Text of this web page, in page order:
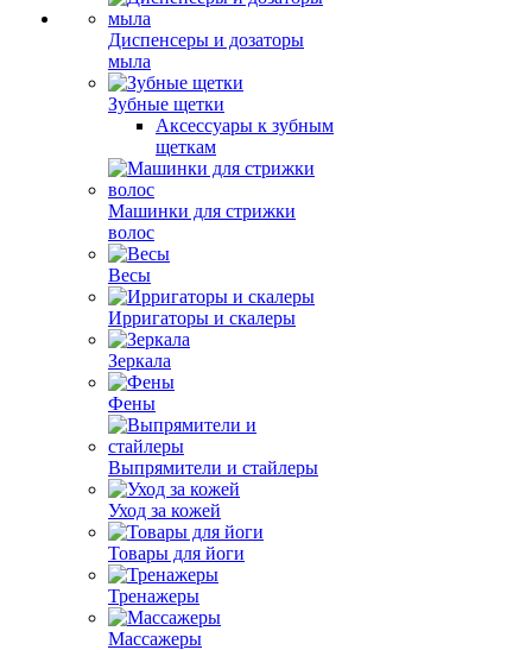
Диспенсеры и дозаторы
мыла
Зубные щетки
Аксессуары к зубным
щеткам
Машинки для стрижки
волос
Весы
Ирригаторы и скалеры
Зеркала
Фены
Выпрямители и стайлеры
Уход за кожей
Товары для йоги
Тренажеры
Массажеры